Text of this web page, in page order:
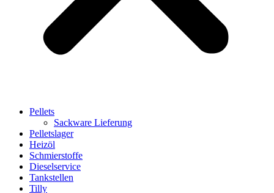
Pellets
Sackware Lieferung
Pelletslager
Heizöl
Schmierstoffe
Dieselservice
Tankstellen
Tilly